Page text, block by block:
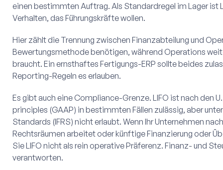
einen bestimmten Auftrag. Als Standardregel im Lager ist
Verhalten, das Führungskräfte wollen.
Hier zählt die Trennung zwischen Finanzabteilung und
Bewertungsmethode benötigen, während Operations
braucht. Ein ernsthaftes Fertigungs-ERP sollte beides
Reporting-Regeln es erlauben.
Es gibt auch eine Compliance-Grenze. LIFO ist nach den
principles (GAAP) in bestimmten Fällen zulässig, aber
Standards (IFRS) nicht erlaubt. Wenn Ihr Unternehmen
Rechtsräumen arbeitet oder künftige Finanzierung oder
Sie LIFO nicht als rein operative Präferenz. Finanz- und
verantworten.